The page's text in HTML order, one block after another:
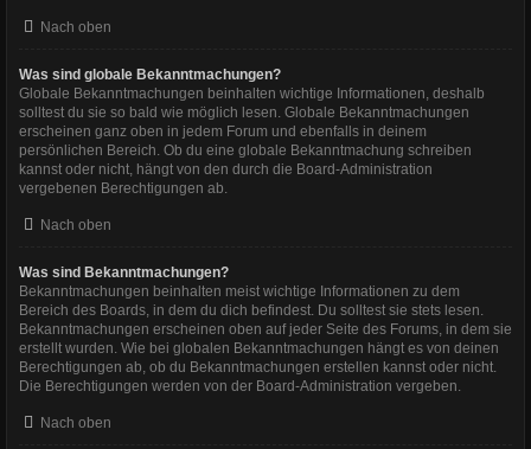
Nach oben
Was sind globale Bekanntmachungen?
Globale Bekanntmachungen beinhalten wichtige Informationen, deshalb
solltest du sie so bald wie möglich lesen. Globale Bekanntmachungen
erscheinen ganz oben in jedem Forum und ebenfalls in deinem
persönlichen Bereich. Ob du eine globale Bekanntmachung schreiben
kannst oder nicht, hängt von den durch die Board-Administration
vergebenen Berechtigungen ab.
Nach oben
Was sind Bekanntmachungen?
Bekanntmachungen beinhalten meist wichtige Informationen zu dem
Bereich des Boards, in dem du dich befindest. Du solltest sie stets lesen.
Bekanntmachungen erscheinen oben auf jeder Seite des Forums, in dem sie
erstellt wurden. Wie bei globalen Bekanntmachungen hängt es von deinen
Berechtigungen ab, ob du Bekanntmachungen erstellen kannst oder nicht.
Die Berechtigungen werden von der Board-Administration vergeben.
Nach oben